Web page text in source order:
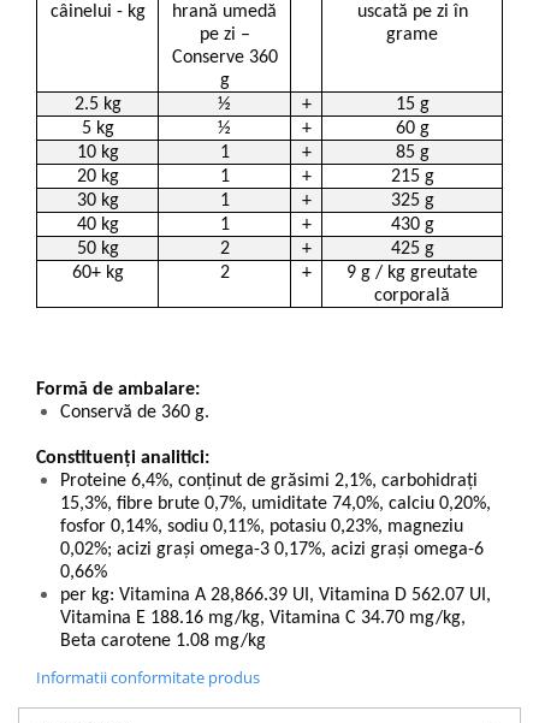
câinelui - kg
hrană umedă
pe zi –
Conserve 360
g
uscată pe zi în
grame
2.5 kg ½ +
15 g
5 kg
½ +
60 g
10 kg
1 +
85 g
20 kg
1 +
215 g
30 kg
1 +
325 g
40 kg
1 +
430 g
50 kg
2 +
425 g
60+ kg
2 +
9 g / kg greutate
corporală
Formă de ambalare:
Conservă de 360 g.
Constituenți analitici:
Proteine 6,4%, conţinut de grăsimi 2,1%, carbohidrați
15,3%, fibre brute 0,7%, umiditate 74,0%, calciu 0,20%,
fosfor 0,14%, sodiu 0,11%, potasiu 0,23%, magneziu
0,02%; acizi grași omega-3 0,17%, acizi grași omega-6
0,66%
per kg: Vitamina A 28,866.39 UI, Vitamina D 562.07 UI,
Vitamina E 188.16 mg/kg, Vitamina C 34.70 mg/kg,
Beta carotene 1.08 mg/kg
Informatii conformitate produs